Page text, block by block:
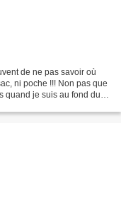
de ne pas savoir où
ni poche !!! Non pas que
quand je suis au fond du